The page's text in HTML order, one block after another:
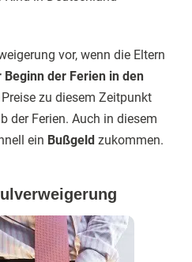
vor, wenn die Eltern
Beginn der Ferien in den
zu diesem Zeitpunkt
der Ferien. Auch in diesem
ein Bußgeld zukommen.